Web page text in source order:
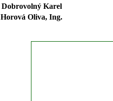
Dobrovolný Karel
Horová Oliva, Ing.